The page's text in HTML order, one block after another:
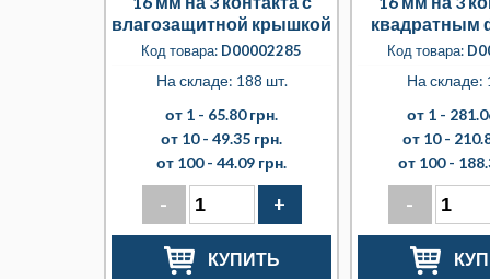
влагозащитной крышкой
Код товара: D00002285
На складе: 188 шт.
от 1 - 65.80 грн.
от 10 - 49.35 грн.
от 100 - 44.09 грн.
- +
КУПИТЬ
квадратным
Код товара:
На складе:
от 1 -
от 10 -
от 100 -
-